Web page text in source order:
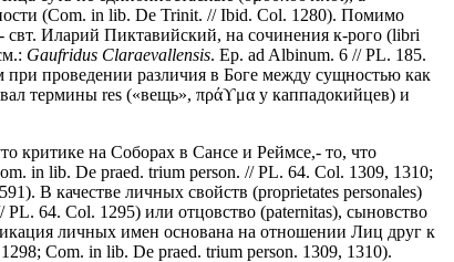
(Com. in lib. De Trinit. // Ibid. Col. 1280). Помимо
Иларий Пиктавийский, на сочинения к-рого (libri
Gaufridus Claraevallensis. Ep. ad Albinum. 6 // PL. 185.
проведении различия в Боге между сущностью как
термины res («вещь», πράϒμα у каппадокийцев) и
критике на Соборах в Сансе и Реймсе,- то, что
in lib. De praed. trium person. // PL. 64. Col. 1309, 1310;
В качестве личных свойств (proprietates personales)
64. Col. 1295) или отцовство (paternitas), сыновство
личных имен основана на отношении Лиц друг к
Com. in lib. De praed. trium person. 1309, 1310).